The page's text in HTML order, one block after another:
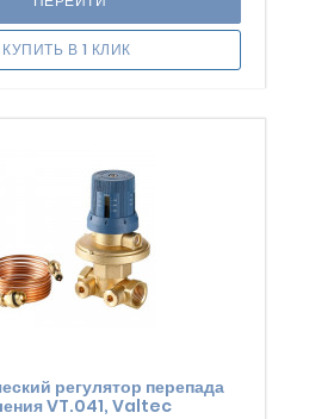
КУПИТЬ В 1 КЛИК
регулятор перепада
VT.041, Valtec